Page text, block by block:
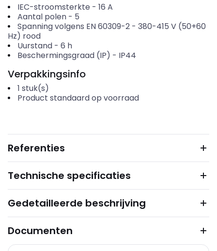
IEC-stroomsterkte - 16 A
Aantal polen- 5
Spanning volgens EN 60309-2- 380-415 V (50+60
Hz) rood
Uurstand- 6 h
Beschermingsgraad (IP) - IP44
Verpakkingsinfo
1 stuk(s)
Product standaard op voorraad
Referenties
Technische specificaties
Gedetailleerde beschrijving
Documenten